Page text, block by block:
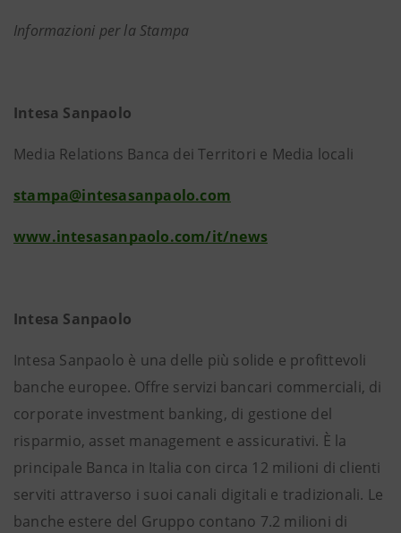
Informazioni per la Stampa
Intesa Sanpaolo
Media Relations Banca dei Territori e Media locali
stampa@intesasanpaolo.com
www.intesasanpaolo.com/it/news
Intesa Sanpaolo
Intesa Sanpaolo è una delle più solide e profittevoli
banche europee. Offre servizi bancari commerciali, di
corporate investment banking, di gestione del
risparmio, asset management e assicurativi. È la
principale Banca in Italia con circa 12 milioni di clienti
serviti attraverso i suoi canali digitali e tradizionali. Le
banche estere del Gruppo contano 7.2 milioni di